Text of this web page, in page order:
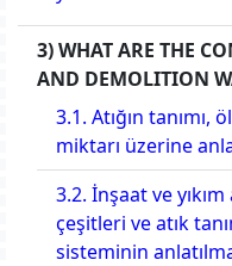
3) WHAT ARE THE
AND DEMOLITION
3.1. Atığın tanımı,
miktarı üzerine
3.2. İnşaat ve yıkım
çeşitleri ve atık
sisteminin